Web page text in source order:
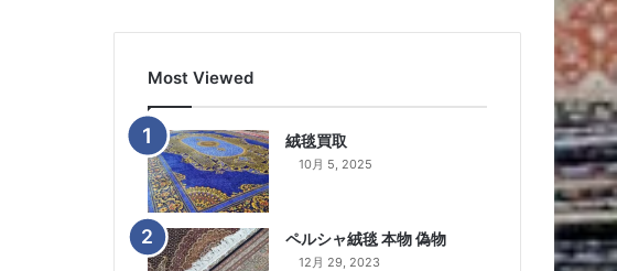
Most Viewed
絨毯買取
10月 5, 2025
ペルシャ絨毯 本物 偽物
12月 29, 2023